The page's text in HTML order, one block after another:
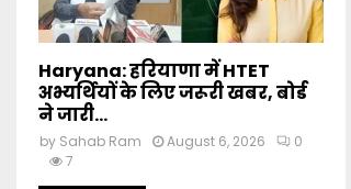
Haryana: हरियाणा में HTET
अभ्यर्थियों के लिए जरूरी खबर, बोर्ड
ने जारी...
by Sahab Ram August 6, 2026
0
7